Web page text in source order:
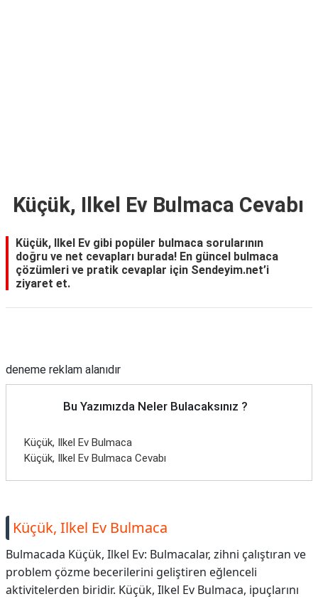
Küçük, Ilkel Ev Bulmaca Cevabı
Küçük, Ilkel Ev gibi popüler bulmaca sorularının
doğru ve net cevapları burada! En güncel bulmaca
çözümleri ve pratik cevaplar için Sendeyim.net’i
ziyaret et.
deneme reklam alanıdır
Bu Yazımızda Neler Bulacaksınız ?
Küçük, Ilkel Ev Bulmaca
Küçük, Ilkel Ev Bulmaca Cevabı
Küçük, Ilkel Ev Bulmaca
Bulmacada Küçük, Ilkel Ev: Bulmacalar, zihni çalıştıran ve
problem çözme becerilerini geliştiren eğlenceli
aktivitelerden biridir. Küçük, Ilkel Ev Bulmaca, ipuçlarını